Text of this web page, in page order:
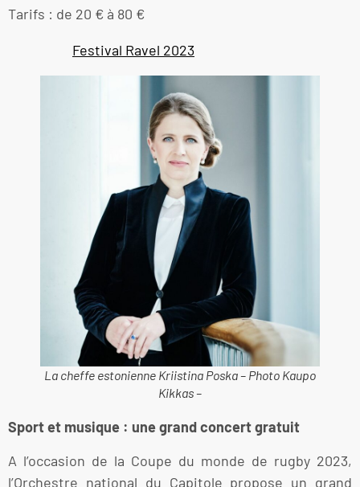
Tarifs : de 20 € à 80 €
Festival Ravel 2023
La cheffe estonienne Kriistina Poska – Photo Kaupo
Kikkas –
Sport et musique : une grand concert gratuit
A l’occasion de la Coupe du monde de rugby 2023,
l’Orchestre national du Capitole propose un grand